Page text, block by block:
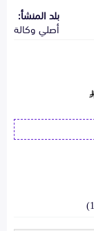
بلد المنشأ:
أصلي وكالة